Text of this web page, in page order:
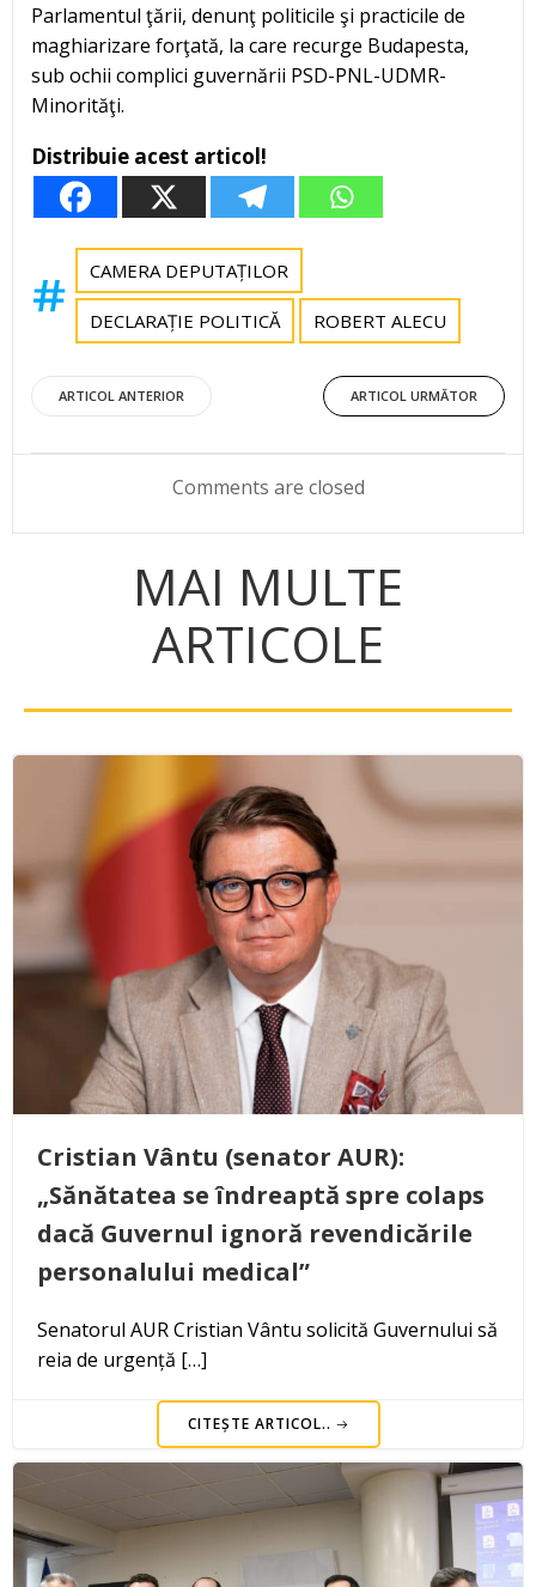
Parlamentul ţării, denunţ politicile şi practicile de
maghiarizare forţată, la care recurge Budapesta,
sub ochii complici guvernării PSD-PNL-UDMR-
Minorităţi.
Distribuie acest articol!
CAMERA DEPUTAȚILOR
DECLARAȚIE POLITICĂ ROBERT ALECU
Post
navigation
ARTICOL ANTERIOR
Post
navigation
ARTICOL URMĂTOR
Comments are closed
MAI MULTE
ARTICOLE
Cristian Vântu (senator AUR):
„Sănătatea se îndreaptă spre colaps
dacă Guvernul ignoră revendicările
personalului medical”
Senatorul AUR Cristian Vântu solicită Guvernului să
reia de urgență […]
CITEȘTE ARTICOL..